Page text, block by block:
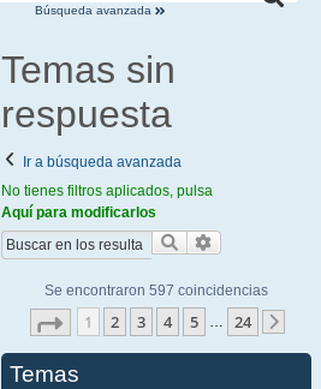
Búsqueda avanzada
Temas sin
respuesta
Ir a búsqueda avanzada
No tienes filtros aplicados, pulsa
Aquí para modificarlos
Buscar
Se encontraron 597 coincidencias
Página de 24
1 2 3 4 5 … 24
Temas